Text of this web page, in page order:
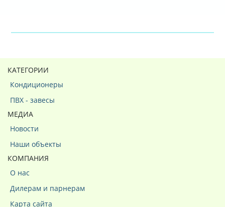
КАТЕГОРИИ
Кондиционеры
ПВХ - завесы
МЕДИА
Новости
Наши объекты
КОМПАНИЯ
О нас
Дилерам и парнерам
Карта сайта